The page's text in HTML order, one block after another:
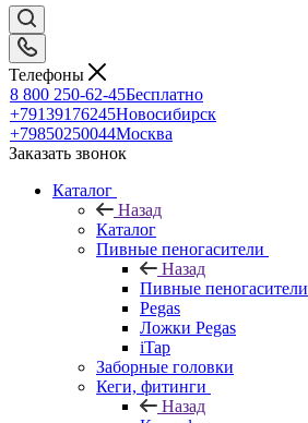
Телефоны
8 800 250-62-45Бесплатно
+79139176245Новосибирск
+79850250044Москва
Заказать звонок
Каталог
Назад
Каталог
Пивные пеногасители
Назад
Пивные пеногасители
Pegas
Ложки Pegas
iTap
Заборные головки
Кеги, фитинги
Назад